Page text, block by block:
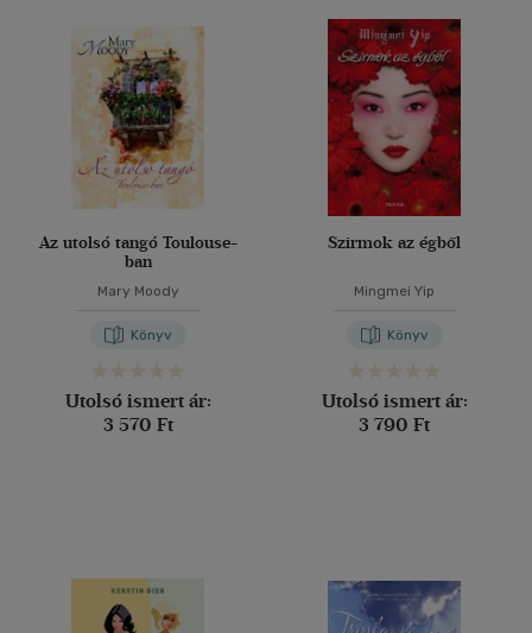
Az utolsó tangó Toulouse-
ban
Mary Moody
Könyv
Utolsó ismert ár:
3 570 Ft
Szirmok az égből
Mingmei Yip
Könyv
Utolsó ismert ár:
3 790 Ft